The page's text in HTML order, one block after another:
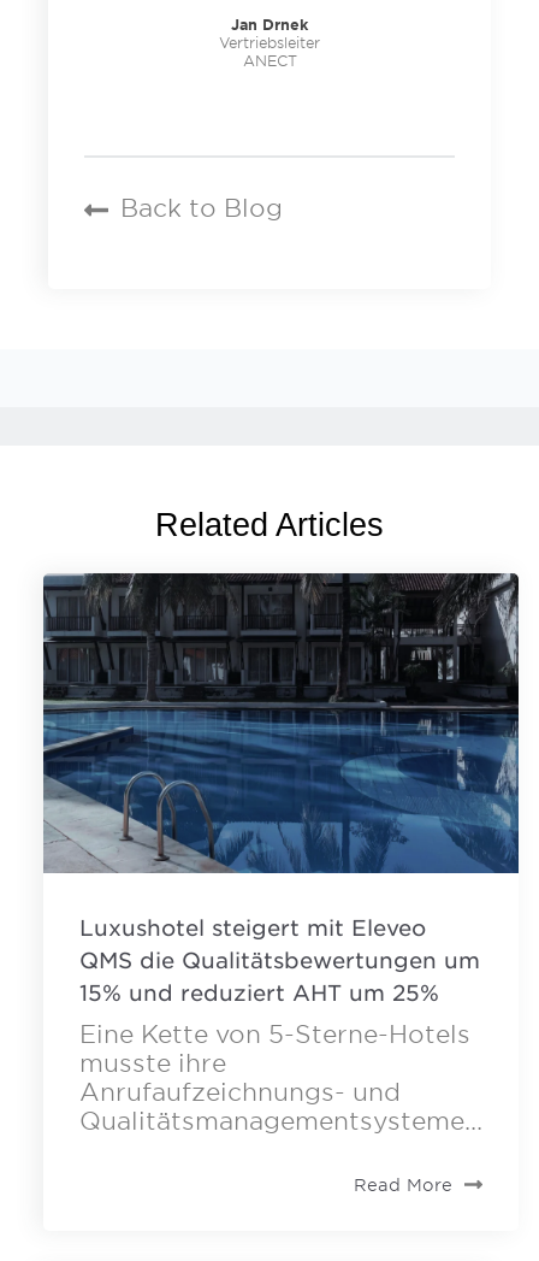
Jan Drnek
Vertriebsleiter
ANECT
Back to Blog
Related Articles
Luxushotel steigert mit Eleveo
QMS die Qualitätsbewertungen um
15% und reduziert AHT um 25%
Eine Kette von 5-Sterne-Hotels
musste ihre
Anrufaufzeichnungs- und
Qualitätsmanagementsysteme...
Read More